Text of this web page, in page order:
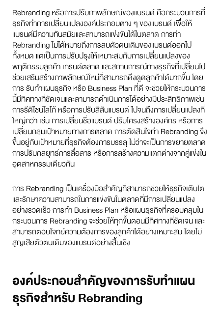
Rebranding หรือการปรับภาพลักษณ์ของแบรนด์ คือกระบวนการที่
ธุรกิจทำการเปลี่ยนแปลงองค์ประกอบต่าง ๆ ของแบรนด์ เพื่อให้
แบรนด์มีความทันสมัยและสามารถแข่งขันได้ในตลาด การทำ
Rebranding ไม่ได้หมายถึงการลบตัวตนเดิมของแบรนด์ออกไป
ทั้งหมด แต่เป็นการปรับปรุงให้เหมาะสมกับการเปลี่ยนแปลงของ
พฤติกรรมลูกค้า เทรนด์ตลาด และสถานการณ์ทางธุรกิจที่เปลี่ยนไป
ช่วยเสริมสร้างภาพลักษณ์ใหม่ที่สามารถดึงดูดลูกค้าได้มากขึ้น โดย
การ รับทำแผนธุรกิจ หรือ Business Plan ที่ดี จะช่วยให้กระบวนการ
นี้มีทิศทางที่ชัดเจนและสามารถดำเนินการได้อย่างมีประสิทธิภาพเช่น
การรีดีไซน์โลโก้ หรือการปรับสีสันแบรนด์ ไปจนถึงการเปลี่ยนแปลงที่
ใหญ่กว่า เช่น การเปลี่ยนชื่อแบรนด์ ปรับโครงสร้างองค์กร หรือการ
เปลี่ยนกลุ่มเป้าหมายทางการตลาด การตัดสินใจทำ Rebranding จึง
ขึ้นอยู่กับเป้าหมายที่ธุรกิจต้องการบรรลุ ไม่ว่าจะเป็นการขยายตลาด
การปรับกลยุทธ์การสื่อสาร หรือการสร้างความแตกต่างจากคู่แข่งใน
อุตสาหกรรมเดียวกัน
การ Rebranding เป็นเครื่องมือสำคัญที่สามารถช่วยให้ธุรกิจเติบโต
และรักษาความสามารถในการแข่งขันในตลาดที่มีการเปลี่ยนแปลง
อย่างรวดเร็ว การทำ Business Plan หรือแผนธุรกิจที่ครอบคลุมใน
กระบวนการ Rebranding จะช่วยให้ทุกขั้นตอนมีทิศทางที่ชัดเจน และ
สามารถตอบโจทย์ความต้องการของลูกค้าได้อย่างเหมาะสม โดยไม่
สูญเสียตัวตนเดิมของแบรนด์อย่างสิ้นเชิง
องค์ประกอบสำคัญของการรับทำแผน
ธุรกิจสำหรับ Rebranding